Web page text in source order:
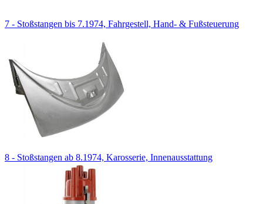
7 - Stoßstangen bis 7.1974, Fahrgestell, Hand- & Fußsteuerung
8 - Stoßstangen ab 8.1974, Karosserie, Innenausstattung